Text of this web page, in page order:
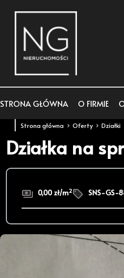
STRONA GŁÓWNA O FIRMIE
Strona główna Oferty Działki
Działka na
0,00 zł/m2 SNS-GS-